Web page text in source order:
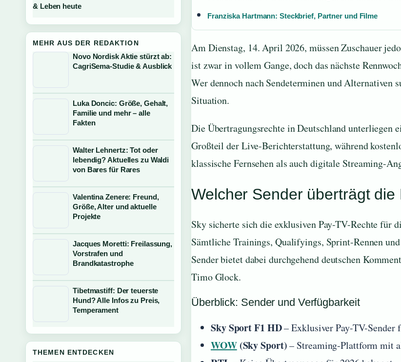
Franziska Hartmann: Steckbrief, Partner und Filme
Am Dienstag, 14. April 2026, müssen Zuschauer
ist zwar in vollem Gange, doch das nächste
Wer dennoch nach Sendeterminen und
Situation.
Die Übertragungsrechte in Deutschland unterliegen
Großteil der Live-Berichterstattung, während
klassische Fernsehen als auch digitale Streaming-
Welcher Sender überträgt
Sky sicherte sich die exklusiven Pay-TV-Rechte für
Sämtliche Trainings, Qualifyings, Sprint-Rennen
Sender bietet dabei durchgehend deutschen
Timo Glock.
Überblick: Sender und Verfügbarkeit
Sky Sport F1 HD– Exklusiver Pay-TV-Sender
WOW(Sky Sport)– Streaming-Plattform mit
& Leben heute
MEHR AUS DER REDAKTION
Novo Nordisk Aktie stürzt ab:
CagriSema-Studie & Ausblick
Luka Doncic: Größe, Gehalt,
Familie und mehr – alle
Fakten
Walter Lehnertz: Tot oder
lebendig? Aktuelles zu Waldi
von Bares für Rares
Valentina Zenere: Freund,
Größe, Alter und aktuelle
Projekte
Jacques Moretti: Freilassung,
Vorstrafen und
Brandkatastrophe
Tibetmastiff: Der teuerste
Hund? Alle Infos zu Preis,
Temperament
THEMEN ENTDECKEN